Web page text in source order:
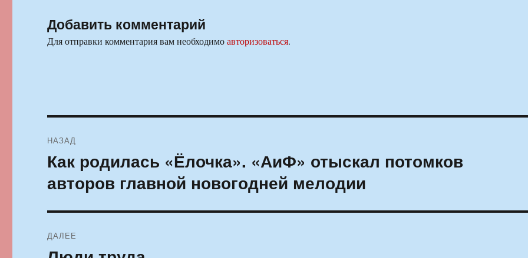
Добавить комментарий
Для отправки комментария вам необходимоавторизоваться.
по
записям
НАЗАД
Предыдущая
Как родилась «Ёлочка». «АиФ» отыскал потомков
авторов главной новогодней мелодии
ДАЛЕЕ
Следующая